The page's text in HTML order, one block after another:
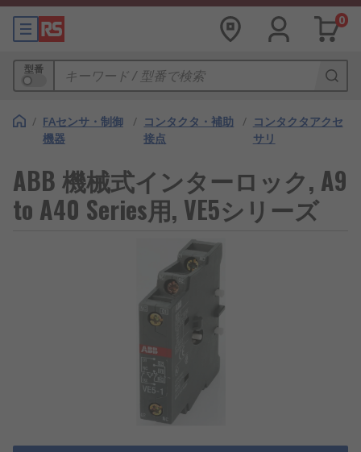
0
型番
/ FAセンサ・制御
機器
/ コンタクタ・補助
接点
/ コンタクタアクセ
サリ
ABB 機械式インターロック, A9
to A40 Series用, VE5シリーズ